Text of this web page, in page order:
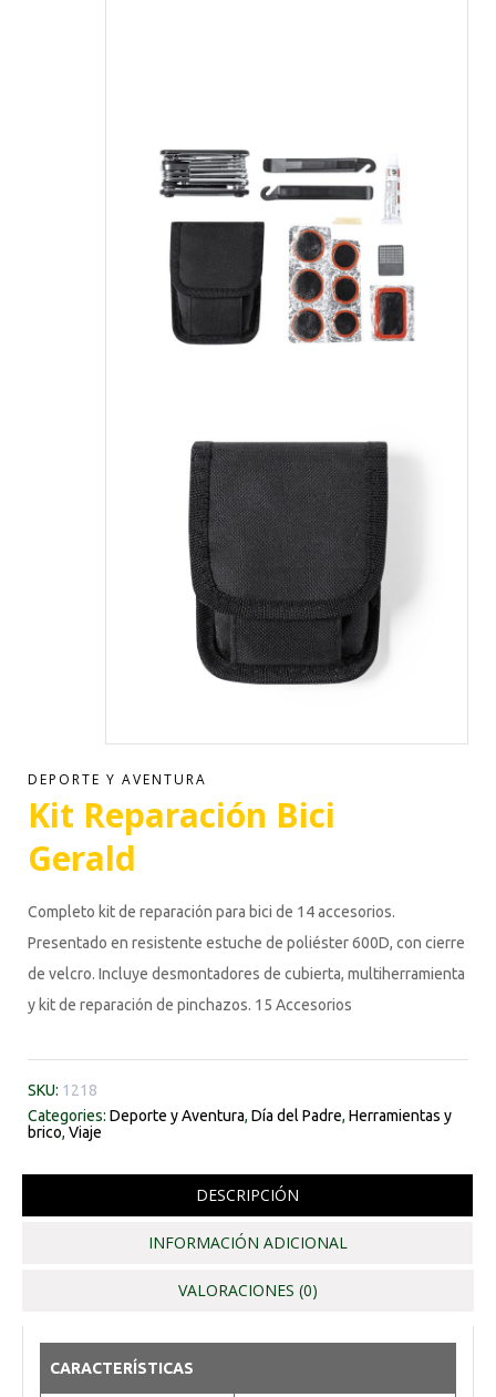
DEPORTE Y AVENTURA
Kit Reparación Bici
Gerald
Completo kit de reparación para bici de 14 accesorios.
Presentado en resistente estuche de poliéster 600D, con cierre
de velcro. Incluye desmontadores de cubierta, multiherramienta
y kit de reparación de pinchazos. 15 Accesorios
SKU: 1218
Categories: Deporte y Aventura, Día del Padre, Herramientas y
brico, Viaje
DESCRIPCIÓN
INFORMACIÓN ADICIONAL
VALORACIONES (0)
CARACTERÍSTICAS